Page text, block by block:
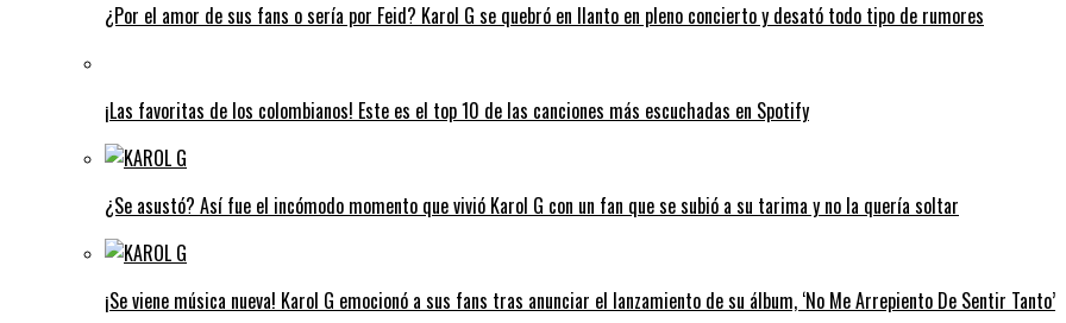
¿Por el amor de sus fans o sería por Feid? Karol G se quebró en llanto en pleno concierto y desató todo tipo de rumores
¡Las favoritas de los colombianos! Este es el top 10 de las canciones más escuchadas en Spotify
¿Se asustó? Así fue el incómodo momento que vivió Karol G con un fan que se subió a su tarima y no la quería soltar
¡Se viene música nueva! Karol G emocionó a sus fans tras anunciar el lanzamiento de su álbum, ‘No Me Arrepiento De Sentir Tanto’